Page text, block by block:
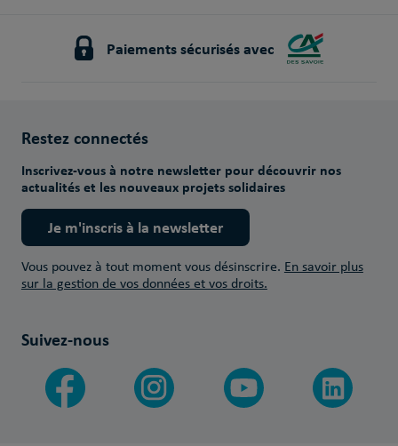
Paiements sécurisés avec
Restez connectés
Inscrivez-vous à notre newsletter pour découvrir nos
actualités et les nouveaux projets solidaires
Je m'inscris à la newsletter
Vous pouvez à tout moment vous désinscrire. En savoir plus
sur la gestion de vos données et vos droits.
Suivez-nous